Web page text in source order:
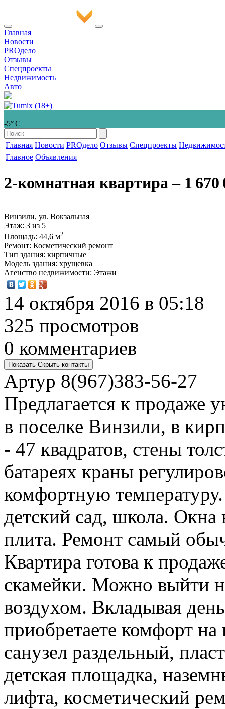
Главная
Новости
PROдело
Отзывы
Спецпроекты
Недвижимость
Авто
-5° С
Главная Новости PROдело Отзывы Спецпроекты
Главное Объявления
2-комнатная квартира‒ 1 670
Винзили, ул. Вокзальная
Этаж: 3 из 5
Площадь: 44,6 м2
Ремонт: Косметический ремонт
Тип здания: кирпичные
Модель здания: хрущевка
Агенство недвижимости: Этажи
14 октября 2016 в 05:18
325 просмотров
0 комментариев
Показать Скрыть контакты
Артур 8(967)383-56-27
Предлагается к продаже
в поселке Винзили, в
- 47 квадратов, стены
батареях краны
комфортную
детский сад, школа. Окна
плита. Ремонт самый
Квартира готова к
скамейки. Можно выйти
воздухом. Вкладывая
приобретаете комфорт
санузел раздельный,
детская площадка,
лифта, косметический